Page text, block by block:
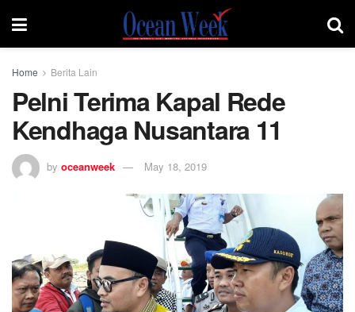
Home Berita Lain
Pelni Terima Kapal Rede
Kendhaga Nusantara 11
by oceanweek May 18, 2019